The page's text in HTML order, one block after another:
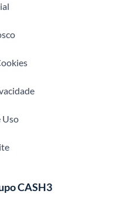
Uso
CASH3